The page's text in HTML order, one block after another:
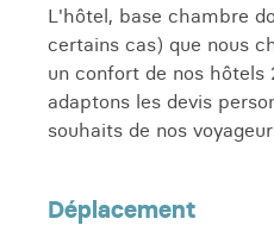
L'hôtel, base chambre
certains cas) que nous
un confort de nos hôtels
adaptons les devis
souhaits de nos
Déplacement